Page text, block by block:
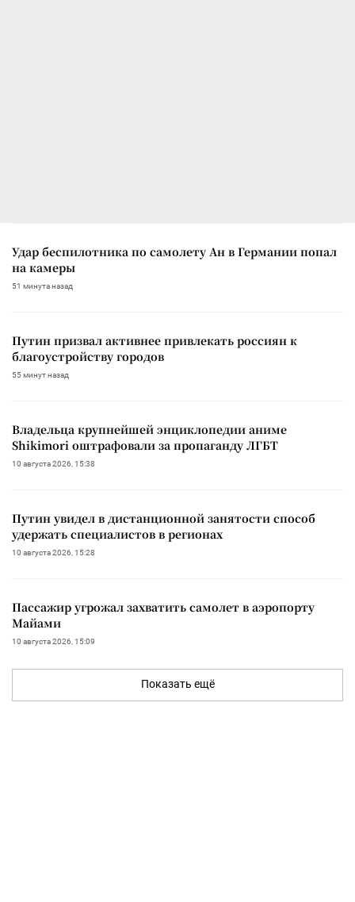
Удар беспилотника по самолету Ан в Германии попал
на камеры
51 минута назад
Путин призвал активнее привлекать россиян к
благоустройству городов
55 минут назад
Владельца крупнейшей энциклопедии аниме
Shikimori оштрафовали за пропаганду ЛГБТ
10 августа 2026, 15:38
Путин увидел в дистанционной занятости способ
удержать специалистов в регионах
10 августа 2026, 15:28
Пассажир угрожал захватить самолет в аэропорту
Майами
10 августа 2026, 15:09
Показать ещё